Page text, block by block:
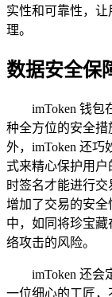
实性和可靠性，
理。
数据安全保
imToken 钱包
种全方位的安全
外，imToken 还
式来精心保护用户
时签名才能进行
增加了交易的安
中，如同将珍宝
络攻击的风险。
imToken 还会
一位细心的工匠，